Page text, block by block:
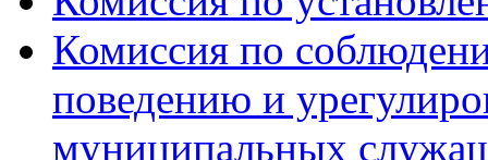
Комиссия по
поведению и
муниципальных